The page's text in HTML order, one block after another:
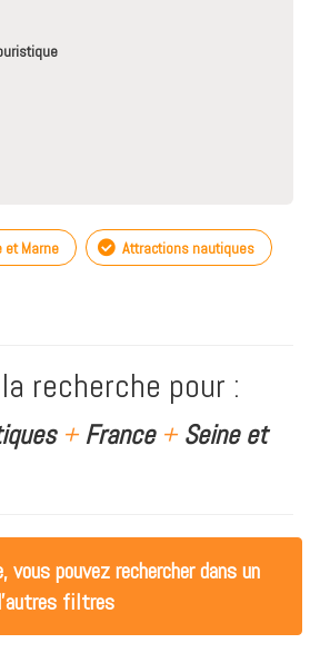
et Marne Attractions nautiques
recherche pour :
+France +Seine et
vous pouvez rechercher dans un
filtres